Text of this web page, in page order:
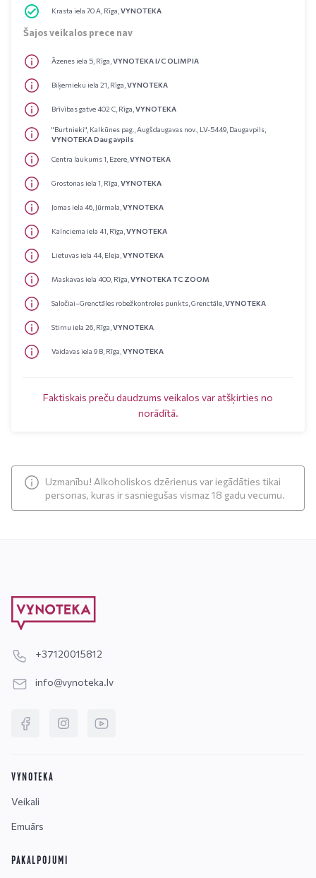
Krasta iela 70 A, Rīga, VYNOTEKA
Šajos veikalos prece nav
Āzenes iela 5, Rīga, VYNOTEKA I/C OLIMPIA
Biķernieku iela 21, Rīga, VYNOTEKA
Brīvības gatve 402 C, Rīga, VYNOTEKA
"Burtnieki", Kalkūnes pag., Augšdaugavas nov., LV-5449, Daugavpils,
VYNOTEKA Daugavpils
Centra laukums 1, Ezere, VYNOTEKA
Grostonas iela 1, Rīga, VYNOTEKA
Jomas iela 46, Jūrmala, VYNOTEKA
Kalnciema iela 41, Rīga, VYNOTEKA
Lietuvas iela 44, Eleja, VYNOTEKA
Maskavas iela 400, Rīga, VYNOTEKA TC ZOOM
Saločiai–Grenctāles robežkontroles punkts, Grenctāle, VYNOTEKA
Stirnu iela 26, Rīga, VYNOTEKA
Vaidavas iela 9 B, Rīga, VYNOTEKA
Faktiskais preču daudzums veikalos var atšķirties no
norādītā.
Uzmanību! Alkoholiskos dzērienus var iegādāties tikai
personas, kuras ir sasniegušas vismaz 18 gadu vecumu.
+37120015812
info@vynoteka.lv
VYNOTEKA
Veikali
Emuārs
PAKALPOJUMI